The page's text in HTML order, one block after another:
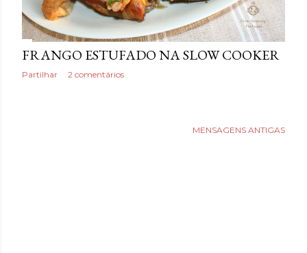
FRANGO ESTUFADO NA SLOW COOKER
Partilhar 2 comentários
MENSAGENS ANTIGAS